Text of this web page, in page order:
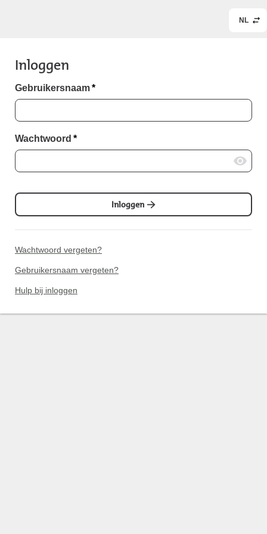
NL
Inloggen
Gebruikersnaam*
Wachtwoord *
Inloggen
Wachtwoord vergeten?
Gebruikersnaam vergeten?
Hulp bij inloggen